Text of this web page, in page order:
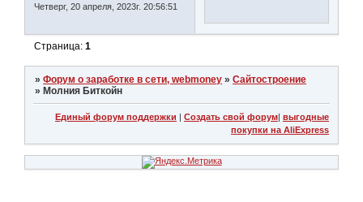
Четверг, 20 апреля, 2023г. 20:56:51
Страница:1
»Форум о заработке в сети, webmoney »Сайтостроение
» Молния Биткойн
Единый форум поддержки | Создать свой форум| выгодные
покупки на AliExpress